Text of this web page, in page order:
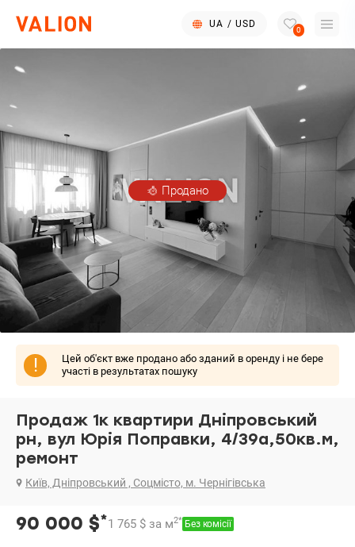
UA / USD
0
Продано
!
Цей об'єкт вже продано або зданий в оренду і не бере
участі в результатах пошуку
Продаж 1к квартири Дніпровський
рн, вул Юрія Поправки, 4/39а,50кв.м,
ремонт
Київ, Дніпровський , Соцмісто, м. Чернігівська
90 000 $*1 765 $ за м2* Без комісії